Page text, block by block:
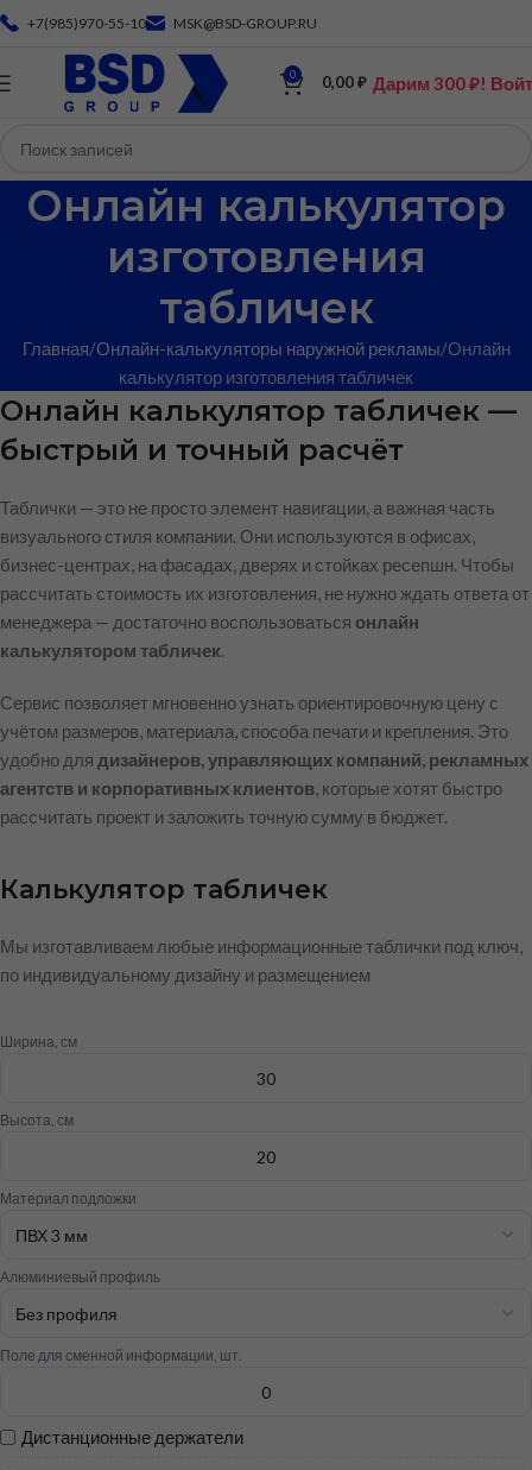
+7(985)970-55-10 MSK@BSD-GROUP.RU
0 0,00₽ Дарим 300 ₽!
Онлайн калькулятор
изготовления
табличек
Главная Онлайн-калькуляторы наружной рекламы Онлайн
калькулятор изготовления табличек
Онлайн калькулятор табличек —
быстрый и точный расчёт
Таблички — это не просто элемент навигации, а важная часть
визуального стиля компании. Они используются в офисах,
бизнес-центрах, на фасадах, дверях и стойках ресепшн. Чтобы
рассчитать стоимость их изготовления, не нужно ждать ответа от
менеджера — достаточно воспользоваться онлайн
калькулятором табличек.
Сервис позволяет мгновенно узнать ориентировочную цену с
учётом размеров, материала, способа печати и крепления. Это
удобно для дизайнеров, управляющих компаний, рекламных
агентств и корпоративных клиентов, которые хотят быстро
рассчитать проект и заложить точную сумму в бюджет.
Калькулятор табличек
Мы изготавливаем любые информационные таблички под ключ,
по индивидуальному дизайну и размещением
Ширина, см
Высота, см
Материал подложки
Алюминиевый профиль
Поле для сменной информации, шт.
Дистанционные держатели